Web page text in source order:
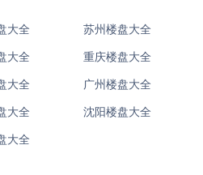
大全 苏州楼盘大全
大全 重庆楼盘大全
大全 广州楼盘大全
大全 沈阳楼盘大全
大全